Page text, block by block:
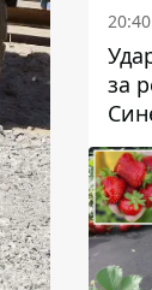
20:40
за